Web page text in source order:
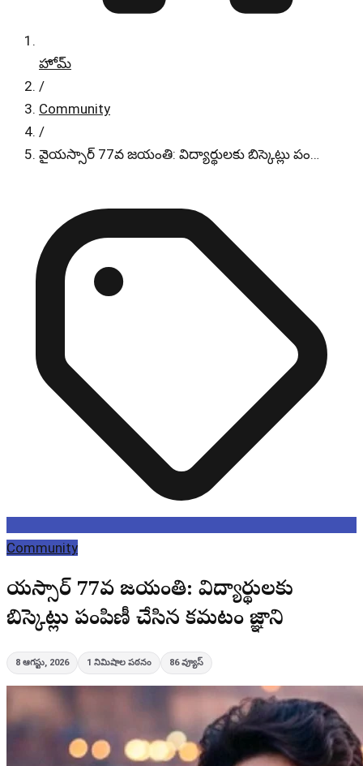
హోమ్
/
Community
/
వైయస్సార్ 77వ జయంతి: విద్యార్థులకు బిస్కెట్లు పం…
Community
వైయస్సార్ 77వ జయంతి: విద్యార్థులకు
బిస్కెట్లు పంపిణీ చేసిన కమటం జ్ఞాని
8 ఆగస్టు, 2026 1 నిమిషాల పఠనం 86 వ్యూస్